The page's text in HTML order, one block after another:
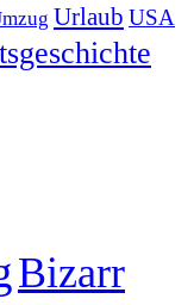
Urlaub USA
Bizarr